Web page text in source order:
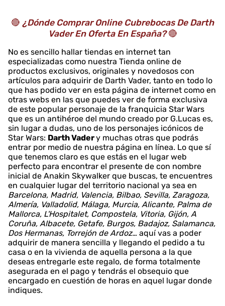
🔴 ¿Dónde Comprar Online Cubrebocas De Darth
Vader En Oferta En España?🔴
No es sencillo hallar tiendas en internet tan
especializadas como nuestra Tienda online de
productos exclusivos, originales y novedosos con
artículos para adquirir de Darth Vader, tanto en todo lo
que has podido ver en esta página de internet como en
otras webs en las que puedes ver de forma exclusiva
de este popular personaje de la franquicia Star Wars
que es un antihéroe del mundo creado por G.Lucas es,
sin lugar a dudas, uno de los personajes icónicos de
Star Wars: Darth Vadery muchas otras que podrás
entrar por medio de nuestra página en línea. Lo que sí
que tenemos claro es que estás en el lugar web
perfecto para encontrar el presente de con nombre
inicial de Anakin Skywalker que buscas, te encuentres
en cualquier lugar del territorio nacional ya sea en
Barcelona, Madrid, Valencia, Bilbao, Sevilla, Zaragoza,
Almería, Valladolid, Málaga, Murcia, Alicante, Palma de
Mallorca, L'Hospitalet, Compostela, Vitoria, Gijón, A
Coruña, Albacete, Getafe, Burgos, Badajoz, Salamanca,
Dos Hermanas, Torrejón de Ardoz… aquí vas a poder
adquirir de manera sencilla y llegando el pedido a tu
casa o en la vivienda de aquella persona a la que
deseas entregarle este regalo, de forma totalmente
asegurada en el pago y tendrás el obsequio que
encargado en cuestión de horas en aquel lugar donde
indiques.